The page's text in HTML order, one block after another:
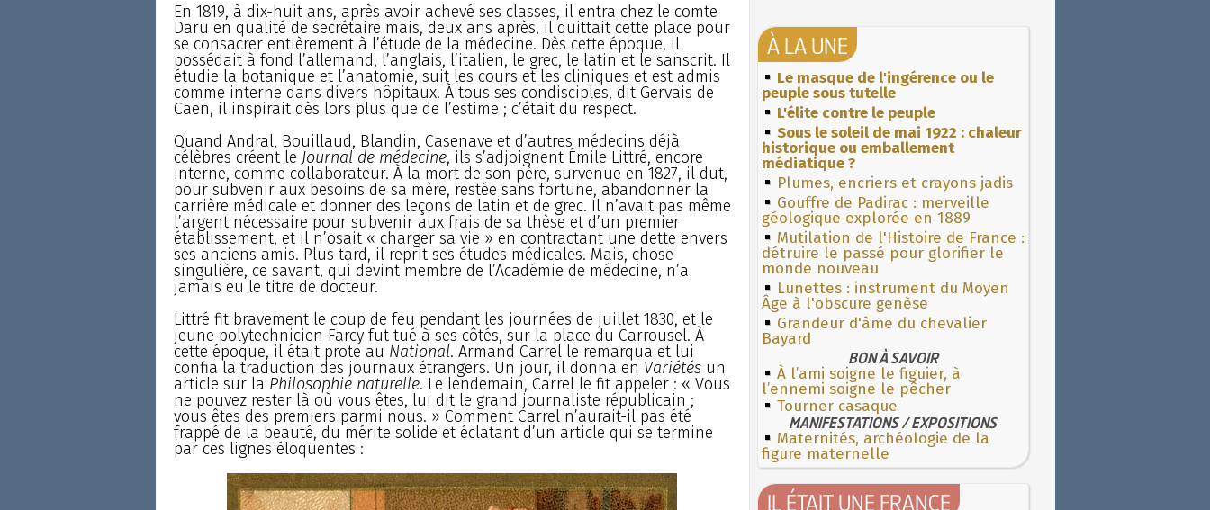
En 1819, à dix-huit ans, après avoir achevé ses classes, il entra chez le comte
Daru en qualité de secrétaire mais, deux ans après, il quittait cette place pour
se consacrer entièrement à l’étude de la médecine. Dès cette époque, il
possédait à fond l’allemand, l’anglais, l’italien, le grec, le latin et le sanscrit. Il
étudie la botanique et l’anatomie, suit les cours et les cliniques et est admis
comme interne dans divers hôpitaux. À tous ses condisciples, dit Gervais de
Caen, il inspirait dès lors plus que de l’estime ; c’était du respect.
Quand Andral, Bouillaud, Blandin, Casenave et d’autres médecins déjà
célèbres créent le Journal de médecine, ils s’adjoignent Émile Littré, encore
interne, comme collaborateur. À la mort de son père, survenue en 1827, il dut,
pour subvenir aux besoins de sa mère, restée sans fortune, abandonner la
carrière médicale et donner des leçons de latin et de grec. Il n’avait pas même
l’argent nécessaire pour subvenir aux frais de sa thèse et d’un premier
établissement, et il n’osait « charger sa vie » en contractant une dette envers
ses anciens amis. Plus tard, il reprit ses études médicales. Mais, chose
singulière, ce savant, qui devint membre de l’Académie de médecine, n’a
jamais eu le titre de docteur.
Littré fit bravement le coup de feu pendant les journées de juillet 1830, et le
jeune polytechnicien Farcy fut tué à ses côtés, sur la place du Carrousel. À
cette époque, il était prote au National. Armand Carrel le remarqua et lui
confia la traduction des journaux étrangers. Un jour, il donna en Variétésun
article sur la Philosophie naturelle. Le lendemain, Carrel le fit appeler : « Vous
ne pouvez rester là où vous êtes, lui dit le grand journaliste républicain ;
vous êtes des premiers parmi nous. » Comment Carrel n’aurait-il pas été
frappé de la beauté, du mérite solide et éclatant d’un article qui se termine
par ces lignes éloquentes :
À LA UNE
Le masque de l'ingérence ou le
peuple sous tutelle
L'élite contre le peuple
Sous le soleil de mai 1922 : chaleur
historique ou emballement
médiatique ?
Plumes, encriers et crayons jadis
Gouffre de Padirac : merveille
géologique explorée en 1889
Mutilation de l'Histoire de France :
détruire le passé pour glorifier le
monde nouveau
Lunettes : instrument du Moyen
Âge à l'obscure genèse
Grandeur d'âme du chevalier
Bayard
BON À SAVOIR
À l’ami soigne le figuier, à
l’ennemi soigne le pêcher
Tourner casaque
MANIFESTATIONS / EXPOSITIONS
Maternités, archéologie de la
figure maternelle
IL ÉTAIT UNE FRANCE